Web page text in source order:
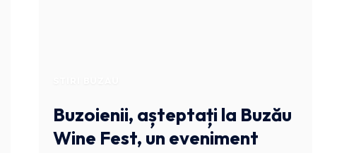
Buzoienii, așteptați la Buzău
Wine Fest, un eveniment